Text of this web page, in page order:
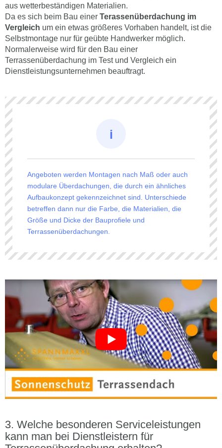
aus wetterbeständigen Materialien.
Da es sich beim Bau einer Terassenüberdachung im
Vergleich um ein etwas größeres Vorhaben handelt, ist die
Selbstmontage nur für geübte Handwerker möglich.
Normalerweise wird für den Bau einer
Terrassenüberdachung im Test und Vergleich ein
Dienstleistungsunternehmen beauftragt.
Angeboten werden Montagen nach Maß oder auch
modulare Überdachungen, die durch ein ähnliches
Aufbaukonzept gekennzeichnet sind. Unterschiede
betreffen dann nur die Farbe, die Materialien, die
Größe und Dicke der Bauprofiele und
Terrassenüberdachungen.
Welche besonderen Serviceleistungen
kann man bei Dienstleistern für